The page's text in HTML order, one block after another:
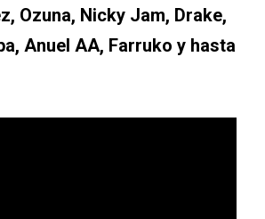
Ozuna, Nicky Jam, Drake,
Anuel AA, Farruko y hasta